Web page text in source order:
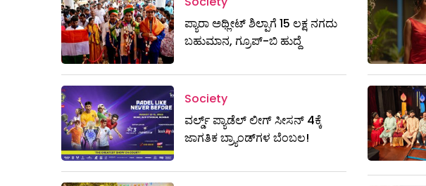
ಪ್ಯಾರಾ ಅಥ್ಲೀಟ್ ಶಿಲ್ಪಾಗೆ 15 ಲಕ್ಷ ನಗದು
ಬಹುಮಾನ, ಗ್ರೂಪ್-ಬಿ ಹುದ್ದೆ
Society
ವರ್ಲ್ಡ್ ಪ್ಯಾಡೆಲ್ ಲೀಗ್ ಸೀಸನ್ 4ಕ್ಕೆ
ಜಾಗತಿಕ ಬ್ರ್ಯಾಂಡ್‌ಗಳ ಬೆಂಬಲ!